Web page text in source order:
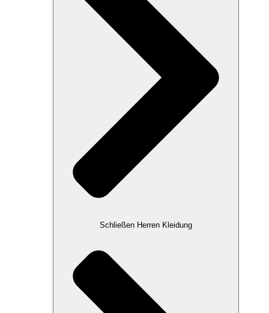
Schließen Herren Kleidung